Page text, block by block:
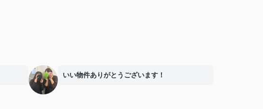
いい物件ありがとうございます！